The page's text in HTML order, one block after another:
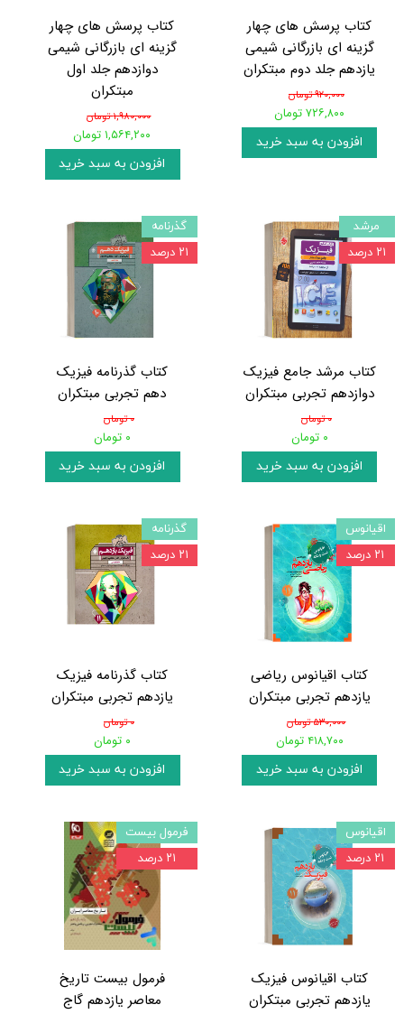
کتاب پرسش های چهار
گزینه ای بازرگانی شیمی
یازدهم جلد دوم مبتکران
۹۲۰,۰۰۰ تومان
۷۲۶,۸۰۰ تومان
افزودن به سبد خرید
کتاب پرسش های چهار
گزینه ای بازرگانی شیمی
دوازدهم جلد اول
مبتکران
۱,۹۸۰,۰۰۰ تومان
۱,۵۶۴,۲۰۰ تومان
افزودن به سبد خرید
کتاب مرشد جامع فیزیک
دوازدهم تجربی مبتکران
۰ تومان
۰ تومان
افزودن به سبد خرید
مرشد
۲۱ درصد
کتاب گذرنامه فیزیک
دهم تجربی مبتکران
۰ تومان
۰ تومان
افزودن به سبد خرید
گذرنامه
۲۱ درصد
کتاب اقیانوس ریاضی
یازدهم تجربی مبتکران
۵۳۰,۰۰۰ تومان
۴۱۸,۷۰۰ تومان
افزودن به سبد خرید
اقیانوس
۲۱ درصد
کتاب گذرنامه فیزیک
یازدهم تجربی مبتکران
۰ تومان
۰ تومان
افزودن به سبد خرید
گذرنامه
۲۱ درصد
کتاب اقیانوس فیزیک
یازدهم تجربی مبتکران
اقیانوس
۲۱ درصد
فرمول بیست تاریخ
معاصر یازدهم گاج
فرمول بیست
۲۱ درصد